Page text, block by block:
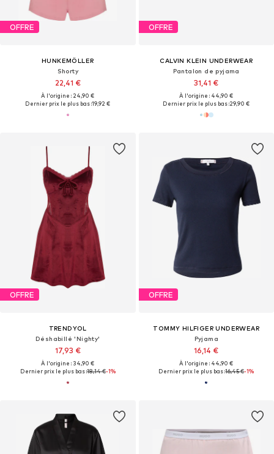
OFFRE
HUNKEMÖLLER
Shorty
22,41 €
À l'origine : 24,90 €
Dernier prix le plus bas :19,92 €
OFFRE
CALVIN KLEIN UNDERWEAR
Pantalon de pyjama
31,41 €
À l'origine : 44,90 €
Dernier prix le plus bas :29,90 €
OFFRE
TRENDYOL
Déshabillé 'Nighty'
17,93 €
À l'origine : 34,90 €
Dernier prix le plus bas :18,14 €-1%
OFFRE
TOMMY HILFIGER UNDERWEAR
Pyjama
16,14 €
À l'origine : 44,90 €
Dernier prix le plus bas :16,45 €-1%